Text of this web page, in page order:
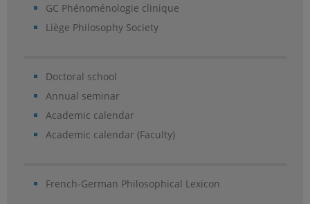
GC Phénoménologie clinique
Liège Philosophy Society
Doctoral school
Annual seminar
Academic calendar
Academic calendar (Faculty)
French-German Philosophical Lexicon